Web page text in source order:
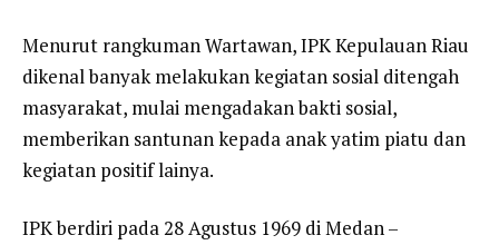
Menurut rangkuman Wartawan, IPK Kepulauan Riau
dikenal banyak melakukan kegiatan sosial ditengah
masyarakat, mulai mengadakan bakti sosial,
memberikan santunan kepada anak yatim piatu dan
kegiatan positif lainya.
IPK berdiri pada 28 Agustus 1969 di Medan –